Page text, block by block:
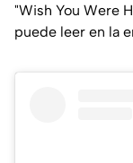
"Wish You Were
puede leer en la